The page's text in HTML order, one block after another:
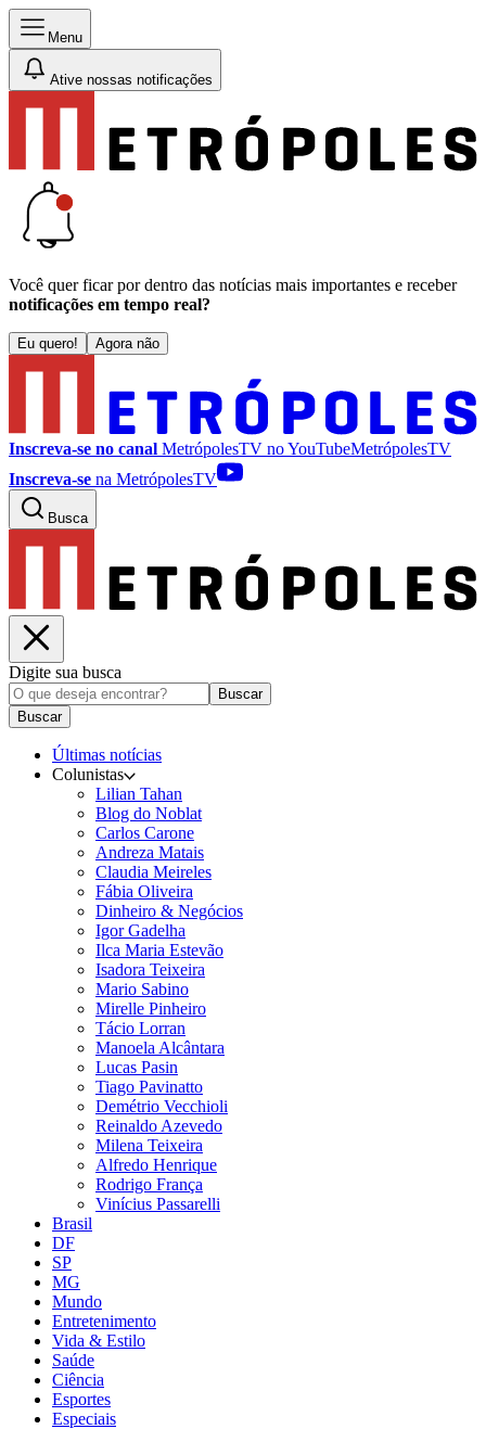
Menu
Ative nossas notificações
Você quer ficar por dentro das notícias mais importantes e receber
notificações em tempo real?
Eu quero! Agora não
Inscreva-se no canal MetrópolesTV noYouTubeMetrópolesTV
Inscreva-se na MetrópolesTV
Busca
Digite sua busca
Buscar
Buscar
Últimas notícias
Colunistas
Lilian Tahan
Blog do Noblat
Carlos Carone
Andreza Matais
Claudia Meireles
Fábia Oliveira
Dinheiro & Negócios
Igor Gadelha
Ilca Maria Estevão
Isadora Teixeira
Mario Sabino
Mirelle Pinheiro
Tácio Lorran
Manoela Alcântara
Lucas Pasin
Tiago Pavinatto
Demétrio Vecchioli
Reinaldo Azevedo
Milena Teixeira
Alfredo Henrique
Rodrigo França
Vinícius Passarelli
Brasil
DF
SP
MG
Mundo
Entretenimento
Vida & Estilo
Saúde
Ciência
Esportes
Especiais